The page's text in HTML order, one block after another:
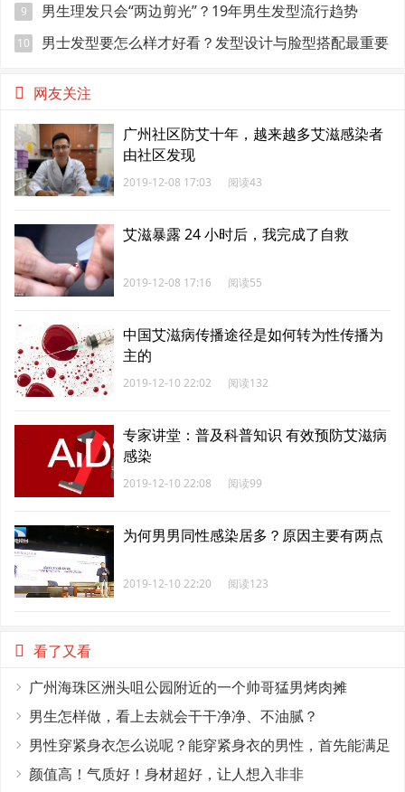
熟显帅气
9 男生理发只会“两边剪光”？19年男生发型流行趋势
10 男士发型要怎么样才好看？发型设计与脸型搭配最重要
网友关注
广州社区防艾十年，越来越多艾滋感染者
由社区发现
2019-12-08 17:03 阅读43
艾滋暴露 24 小时后，我完成了自救
2019-12-08 17:16 阅读55
中国艾滋病传播途径是如何转为性传播为
主的
2019-12-10 22:02 阅读132
专家讲堂：普及科普知识 有效预防艾滋病
感染
2019-12-10 22:08 阅读99
为何男男同性感染居多？原因主要有两点
2019-12-10 22:20 阅读123
看了又看
广州海珠区洲头咀公园附近的一个帅哥猛男烤肉摊
男生怎样做，看上去就会干干净净、不油腻？
男性穿紧身衣怎么说呢？能穿紧身衣的男性，首先能满足
这4个条件
颜值高！气质好！身材超好，让人想入非非